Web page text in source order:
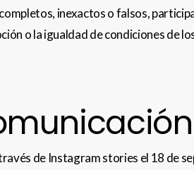
inexactos o falsos,
o la igualdad de condiciones de
de Instagram stories el 18 de